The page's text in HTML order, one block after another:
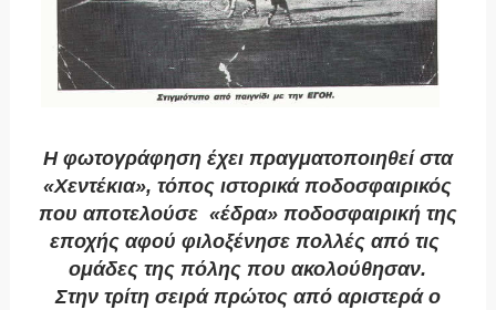
Η φωτογράφηση έχει πραγματοποιηθεί στα
«Χεντέκια», τόπος ιστορικά ποδοσφαιρικός
που αποτελούσε «έδρα» ποδοσφαιρική της
εποχής αφού φιλοξένησε πολλές από τις
ομάδες της πόλης που ακολούθησαν.
Στην τρίτη σειρά πρώτος από αριστερά ο